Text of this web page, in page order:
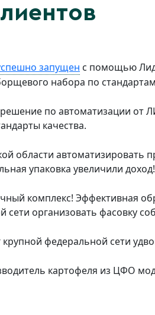
запущен с помощью
набора по
по автоматизации от
качества.
области автоматизировать
упаковка увеличили доход!
комплекс! Эффективная
организовать фасовку
федеральной сети
картофеля из ЦФО